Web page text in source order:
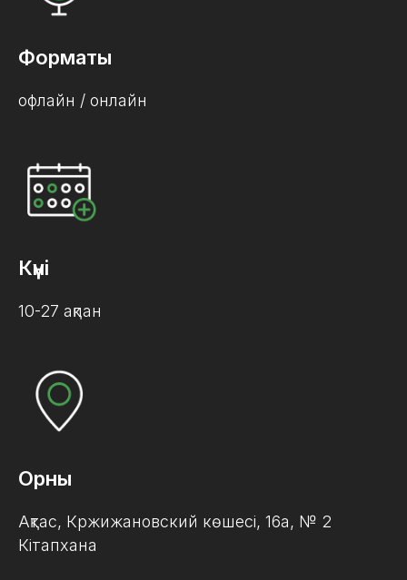
Форматы
офлайн / онлайн
Күні
10-27 ақпан
Орны
Ақтас, Кржижановский көшесі, 16а, № 2
Кітапхана